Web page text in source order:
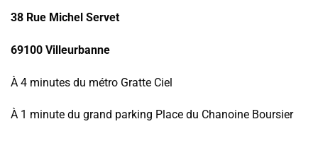
38 Rue Michel Servet
69100 Villeurbanne
À 4 minutes du métro Gratte Ciel
À 1 minute du grand parking Place du Chanoine Boursier